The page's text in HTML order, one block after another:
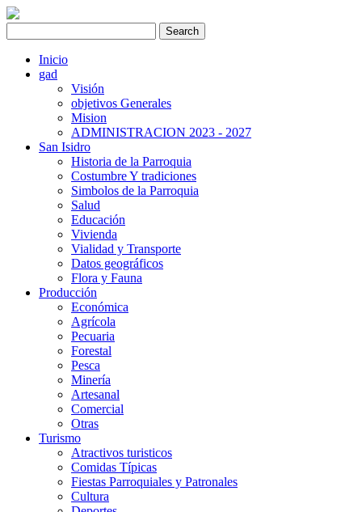
Inicio
gad
Visión
objetivos Generales
Mision
ADMINISTRACION 2023 - 2027
San Isidro
Historia de la Parroquia
Costumbre Y tradiciones
Simbolos de la Parroquia
Salud
Educación
Vivienda
Vialidad y Transporte
Datos geográficos
Flora y Fauna
Producción
Económica
Agrícola
Pecuaria
Forestal
Pesca
Minería
Artesanal
Comercial
Otras
Turismo
Atractivos turisticos
Comidas Típicas
Fiestas Parroquiales y Patronales
Cultura